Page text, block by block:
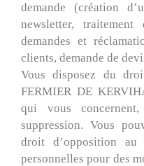
demande (création
newsletter,
demandes et
clients, demande de
Vous disposez du
FERMIER DE
qui vous
suppression. Vous
droit d’opposition au
personnelles pour des